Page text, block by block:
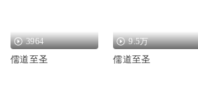
3964
儒道至圣
9.5万
儒道至圣